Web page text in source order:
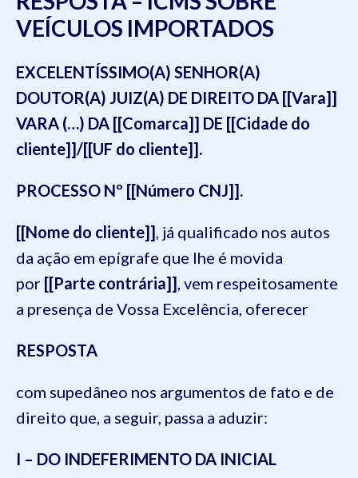
VEÍCULOS IMPORTADOS
EXCELENTÍSSIMO(A) SENHOR(A)
DOUTOR(A) JUIZ(A) DE DIREITO DA [[Vara]]
VARA (…) DA [[Comarca]] DE [[Cidade do
cliente]]/[[UF do cliente]].
PROCESSO Nº [[Número CNJ]].
[[Nome do cliente]] , já qualificado nos autos
da ação em epígrafe que lhe é movida
por [[Parte contrária]] , vem respeitosamente
a presença de Vossa Excelência, oferecer
RESPOSTA
com supedâneo nos argumentos de fato e de
direito que, a seguir, passa a aduzir:
I – DO INDEFERIMENTO DA INICIAL